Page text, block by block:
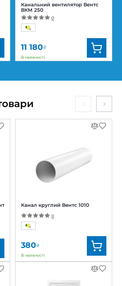
Канальний вентилятор Вентс
ВКМ 250
0
11 180₴
В наявності
Артикул: 0000227227
250 мм
Потужність:
194 Вт
50 дБ(А)
Канал круглий Вентс 1010
0
380₴
В наявності
Вентс
Артикул: 0000224929